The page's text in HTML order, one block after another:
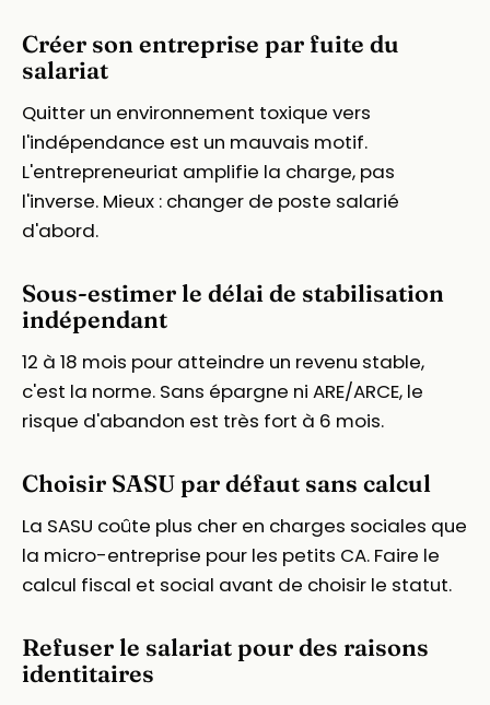
Créer son entreprise par fuite du
salariat
Quitter un environnement toxique vers
l'indépendance est un mauvais motif.
L'entrepreneuriat amplifie la charge, pas
l'inverse. Mieux : changer de poste salarié
d'abord.
Sous-estimer le délai de stabilisation
indépendant
12 à 18 mois pour atteindre un revenu stable,
c'est la norme. Sans épargne ni ARE/ARCE, le
risque d'abandon est très fort à 6 mois.
Choisir SASU par défaut sans calcul
La SASU coûte plus cher en charges sociales que
la micro-entreprise pour les petits CA. Faire le
calcul fiscal et social avant de choisir le statut.
Refuser le salariat pour des raisons
identitaires